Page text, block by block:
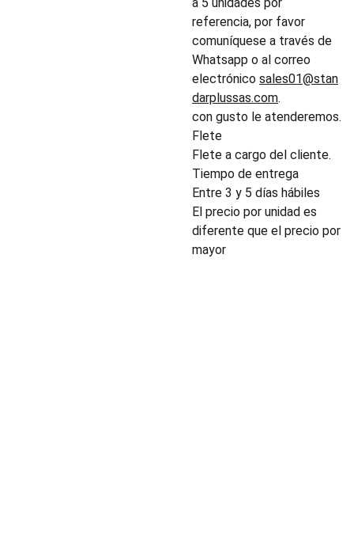
referencia, por favor
comuníquese a través de
Whatsapp o al correo
electrónico sales01@stan
darplussas.com.
con gusto le atenderemos.
Flete
Flete a cargo del cliente.
Tiempo de entrega
Entre 3 y 5 días hábiles
El precio por unidad es
diferente que el precio por
mayor